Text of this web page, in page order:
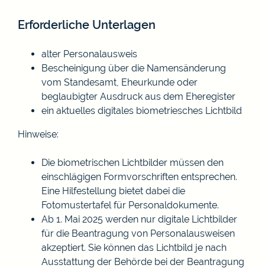
Erforderliche Unterlagen
alter Personalausweis
Bescheinigung über die Namensänderung
vom Standesamt, Eheurkunde oder
beglaubigter Ausdruck aus dem Eheregister
ein aktuelles digitales biometriesches Lichtbild
Hinweise:
Die biometrischen Lichtbilder müssen den
einschlägigen Formvorschriften entsprechen.
Eine Hilfestellung bietet dabei die
Fotomustertafel für Personaldokumente.
Ab 1. Mai 2025 werden nur digitale Lichtbilder
für die Beantragung von Personalausweisen
akzeptiert. Sie können das Lichtbild je nach
Ausstattung der Behörde bei der Beantragung